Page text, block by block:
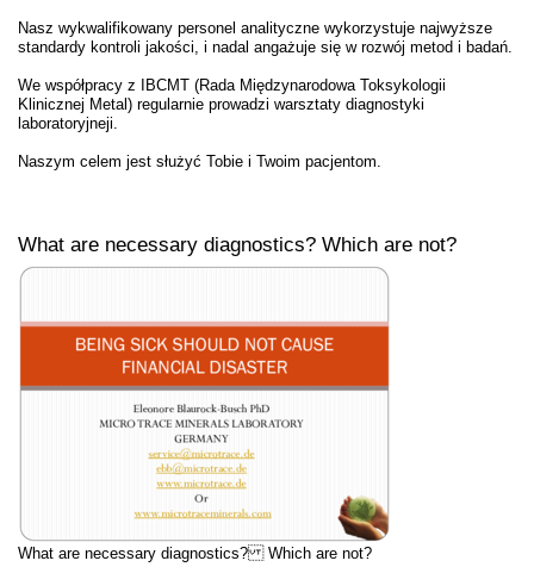
Nasz wykwalifikowany personel analityczne wykorzystuje najwyższe
standardy kontroli jakości, i nadal angażuje się w rozwój metod i badań.
We współpracy z IBCMT (Rada Międzynarodowa Toksykologii
Klinicznej Metal) regularnie prowadzi warsztaty diagnostyki
laboratoryjneji.
Naszym celem jest służyć Tobie i Twoim pacjentom.
What are necessary diagnostics? Which are not?
What are necessary diagnostics? Which are not?